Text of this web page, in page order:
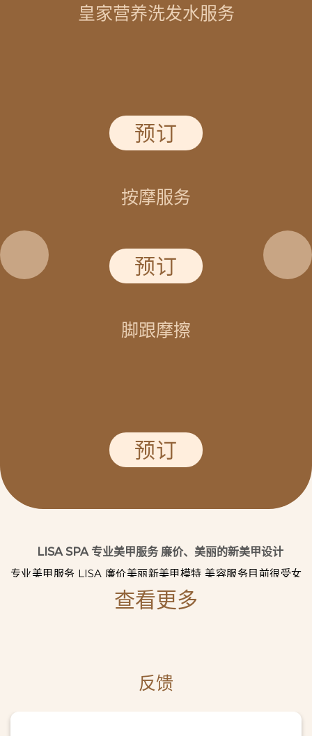
皇家营养洗发水服务
预订
按摩服务
预订
脚跟摩擦
预订
LISA SPA 专业美甲服务 廉价、美丽的新美甲设计
专业美甲服务 LISA 廉价美丽新美甲模特 美容服务目前很受女
性欢迎，尤其是美甲服务。 这是一项非常熟悉的服务，这也是
为什么最近有这么多美甲店的原因。 LISA SPA 在西贡的美容
通过下面的文章来了解更多关于我们的美甲服务吧！
您附近的胡志明市美甲服务
查看更多
反馈